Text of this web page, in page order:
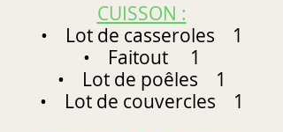
CUISSON :
• Lot de casseroles 1
• Faitout 1
• Lot de poêles 1
• Lot de couvercles 1